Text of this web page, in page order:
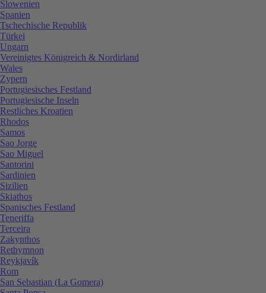
Slowenien
Spanien
Tschechische Republik
Türkei
Ungarn
Vereinigtes Königreich & Nordirland
Wales
Zypern
Portugiesisches Festland
Portugiesische Inseln
Restliches Kroatien
Rhodos
Samos
Sao Jorge
Sao Miguel
Santorini
Sardinien
Sizilien
Skiathos
Spanisches Festland
Teneriffa
Terceira
Zakynthos
Rethymnon
Reykjavík
Rom
San Sebastian (La Gomera)